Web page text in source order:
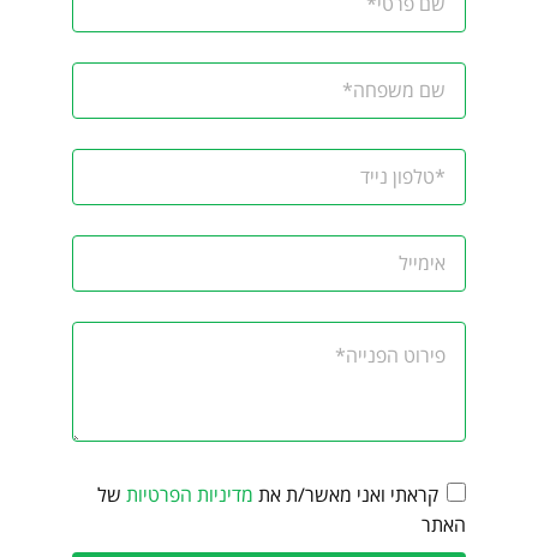
קראתי ואני מאשר/ת את מדיניות הפרטיות של
האתר